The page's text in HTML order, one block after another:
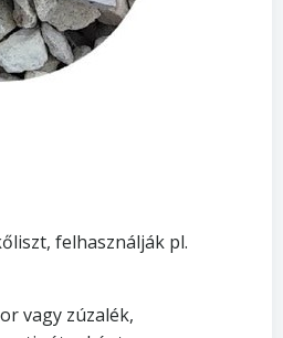
felhasználják pl.
zúzalék,